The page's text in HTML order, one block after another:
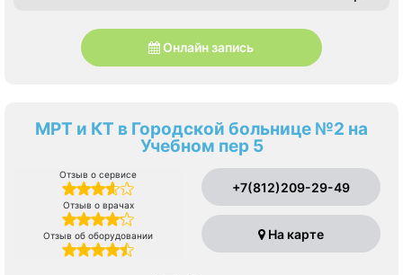
Онлайн запись
МРТ и КТ в Городской больнице №2 на
Учебном пер 5
Отзыв о сервисе
Отзыв о врачах
Отзыв об оборудовании
+7(812)209-29-49
На карте